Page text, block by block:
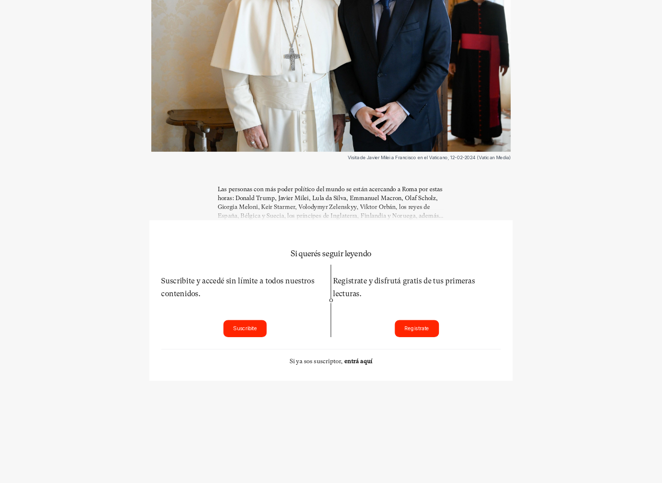
Visita de Javier Milei a Francisco en el Vaticano, 12-02-2024 (Vatican Media)
Las personas con más poder político del mundo se están acercando a Roma por estas
horas: Donald Trump, Javier Milei, Lula da Silva, Emmanuel Macron, Olaf Scholz,
Giorgia Meloni, Keir Starmer, Volodymyr Zelenskyy, Viktor Orbán, los reyes de
España, Bélgica y Suecia, los príncipes de Inglaterra, Finlandia y Noruega, además...
Si querés seguir leyendo
Suscribite y accedé sin límite a todos nuestros
contenidos.
Suscribite
O
Registrate y disfrutá gratis de tus primeras
lecturas.
Registrate
Si ya sos suscriptor, entrá aquí